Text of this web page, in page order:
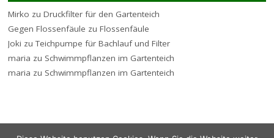
Mirko zuDruckfilter für den Gartenteich
Gegen Flossenfäule zuFlossenfäule
Joki zuTeichpumpe für Bachlauf und Filter
maria zu Schwimmpflanzen im Gartenteich
maria zu Schwimmpflanzen im Gartenteich